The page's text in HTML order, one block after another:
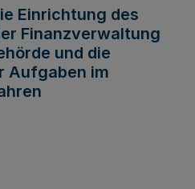
Einrichtung des
Finanzverwaltung
und die
Aufgaben im